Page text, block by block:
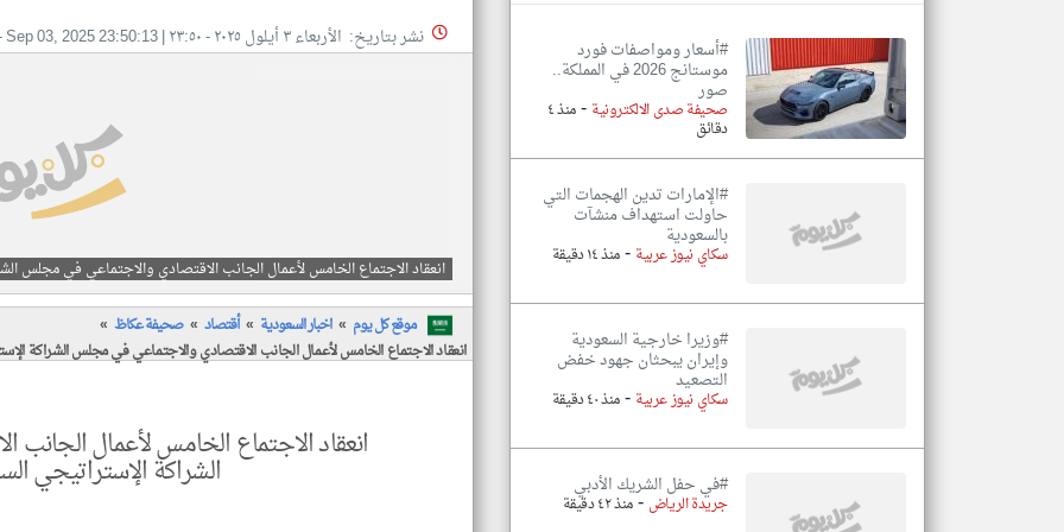
نشر بتاريخ: الأربعاء ٣ أيلول ٢٠٢٥ - ٢٣:٥٠ |
Sep 03, 2025 23:50:13
انعقاد الاجتماع الخامس لأعمال الجانب الاقتصادي والاجتماعي في مجلس
موقع كل يوم اخبار السعودية أقتصاد صحيفة عكاظ
انعقاد الاجتماع الخامس لأعمال الجانب الاقتصادي والاجتماعي في مجلس الشراكة
انعقاد الاجتماع الخامس لأعمال
الشراكة الإستراتيجي
#أسعار ومواصفات فورد
موستانج 2026 في المملكة..
صور
صحيفة صدى الالكترونية - منذ ٤
دقائق
#الإمارات تدين الهجمات التي
حاولت استهداف منشآت
بالسعودية
سكاي نيوز عربية -منذ ١٤ دقيقة
#وزيرا خارجية السعودية
وإيران يبحثان جهود خفض
التصعيد
سكاي نيوز عربية -منذ ٤٠ دقيقة
#في حفل الشريك الأدبي
جريدة الرياض -منذ ٤٢ دقيقة